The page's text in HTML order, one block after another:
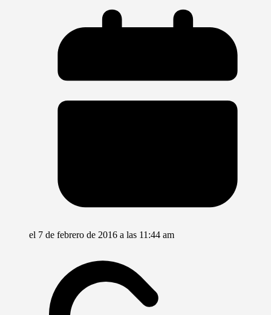
el 7 de febrero de 2016 a las 11:44 am